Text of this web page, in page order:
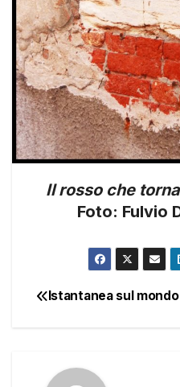
Il rosso che torna
Foto: Fulvio
Istantanea sul mondo